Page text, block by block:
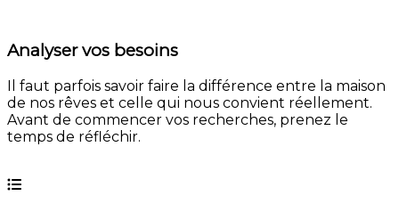
Analyser vos besoins
Il faut parfois savoir faire la différence entre la maison
de nos rêves et celle qui nous convient réellement.
Avant de commencer vos recherches, prenez le
temps de réfléchir.